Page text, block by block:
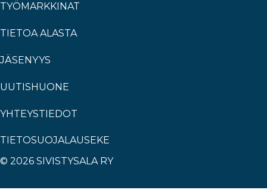
TYÖMARKKINAT
TIETOA ALASTA
JÄSENYYS
UUTISHUONE
YHTEYSTIEDOT
TIETOSUOJALAUSEKE
© 2026 SIVISTYSALA RY